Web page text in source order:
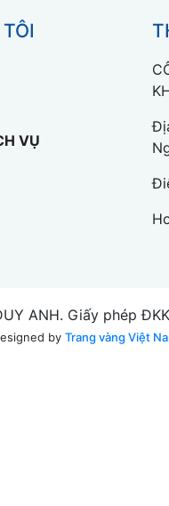
VỤ
ANH. Giấy phép
by Trang vàng Việt